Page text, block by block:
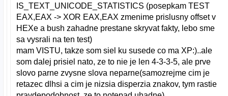
IS_TEXT_UNICODE_STATISTICS (posepkam TEST
EAX,EAX -> XOR EAX,EAX zmenime prislusny offset v
HEXe a bush zahadne prestane skryvat fakty, lebo sme
sa vysrali na ten test)
mam VISTU, takze som siel ku susede co ma XP:)..ale
som dalej prisiel nato, ze to nie je len 4-3-3-5, ale prve
slovo parne zvysne slova neparne(samozrejme cim je
retazec dlhsi a cim je nizsia disperzia znakov, tym rastie